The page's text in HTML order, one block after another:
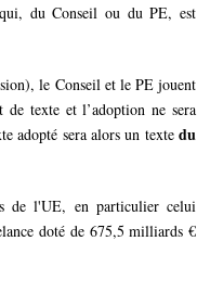
du Conseil ou du PE, est
le Conseil et le PE jouent
texte et l’adoption ne sera
adopté sera alors un texte du
de l'UE, en particulier celui
doté de 675,5 milliards €